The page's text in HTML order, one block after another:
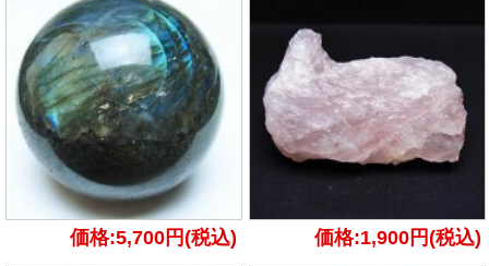
価格:5,700円(税込) 価格:1,900円(税込)